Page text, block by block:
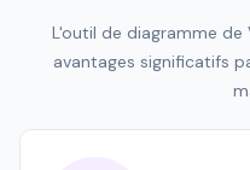
L'outil de diagramme de
avantages significatifs